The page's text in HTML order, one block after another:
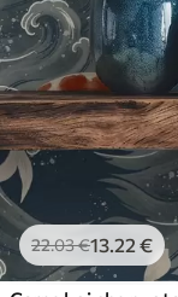
22.03€13.22 €